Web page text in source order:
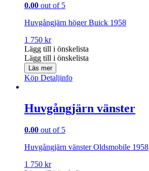
0.00 out of 5
Huvgångjärn höger Buick 1958
1 750 kr
Lägg till i önskelista
Lägg till i önskelista
Läs mer
Köp Detaljinfo
Huvgångjärn vänster
0.00 out of 5
Huvgångjärn vänster Oldsmobile 1958
1 750 kr